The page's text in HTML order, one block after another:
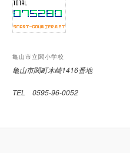
亀山市立関小学校
亀山市関町木崎1416番地
TEL 0595-96-0052